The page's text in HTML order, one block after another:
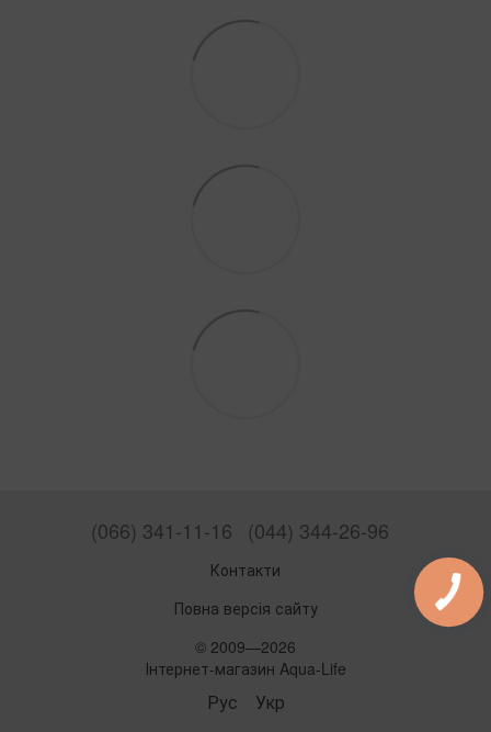
(066) 341-11-16 (044) 344-26-96
Контакти
Повна версія сайту
© 2009—2026
Інтернет-магазин Aqua-Life
Рус Укр